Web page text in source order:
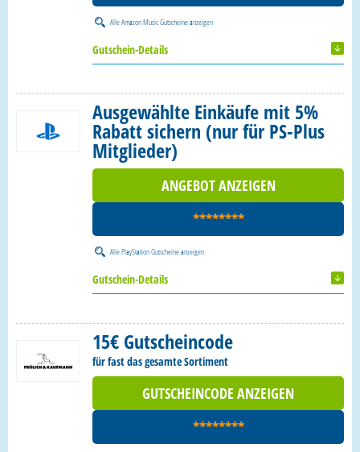
AlleAmazon Music Gutscheineanzeigen
Gutschein-Details
Ausgewählte Einkäufe mit 5%
Rabatt sichern (nur für PS-Plus
Mitglieder)
ANGEBOT ANZEIGEN
********
AllePlayStation Gutscheineanzeigen
Gutschein-Details
15€ Gutscheincode
für fast das gesamte Sortiment
GUTSCHEINCODE ANZEIGEN
********